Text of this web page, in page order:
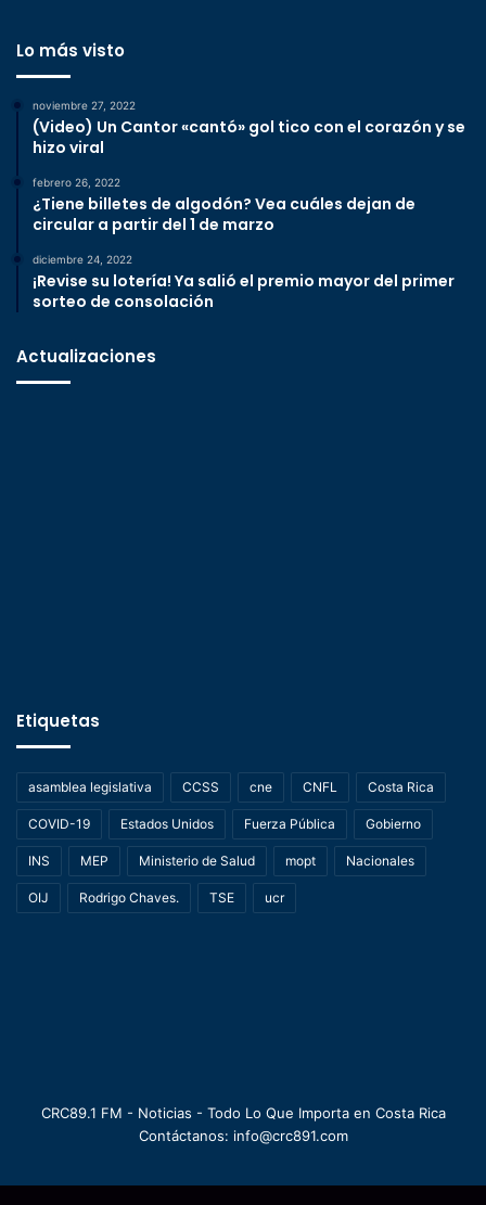
Lo más visto
noviembre 27, 2022
(Video) Un Cantor «cantó» gol tico con el corazón y se
hizo viral
febrero 26, 2022
¿Tiene billetes de algodón? Vea cuáles dejan de
circular a partir del 1 de marzo
diciembre 24, 2022
¡Revise su lotería! Ya salió el premio mayor del primer
sorteo de consolación
Actualizaciones
Etiquetas
asamblea legislativa CCSS cne CNFL Costa Rica
COVID-19 Estados Unidos Fuerza Pública Gobierno
INS MEP Ministerio de Salud mopt Nacionales
OIJ Rodrigo Chaves. TSE ucr
CRC89.1 FM - Noticias - Todo Lo Que Importa en Costa Rica
Contáctanos: info@crc891.com